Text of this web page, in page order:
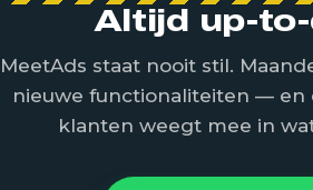
Altijd up-
MeetAds staat nooit stil.
nieuwe functionaliteiten — en
klanten weegt mee in